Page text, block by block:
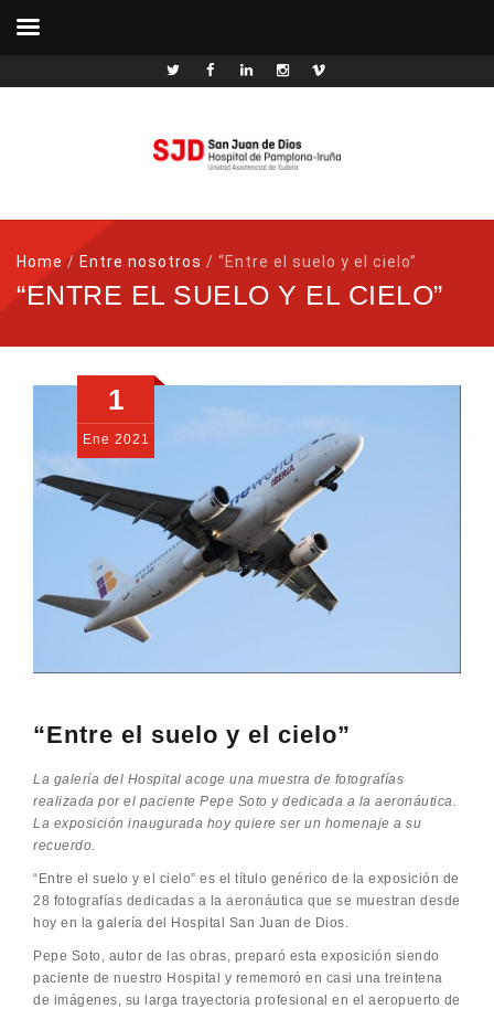
Home/ Entre nosotros / “Entre el suelo y el cielo”
“ENTRE EL SUELO Y EL CIELO”
1
Ene 2021
“Entre el suelo y el cielo”
La galería del Hospital acoge una muestra de fotografías
realizada por el paciente Pepe Soto y dedicada a la aeronáutica.
La exposición inaugurada hoy quiere ser un homenaje a su
recuerdo.
“Entre el suelo y el cielo” es el título genérico de la exposición de
28 fotografías dedicadas a la aeronáutica que se muestran desde
hoy en la galería del Hospital San Juan de Dios.
Pepe Soto, autor de las obras, preparó esta exposición siendo
paciente de nuestro Hospital y rememoró en casi una treintena
de imágenes, su larga trayectoria profesional en el aeropuerto de